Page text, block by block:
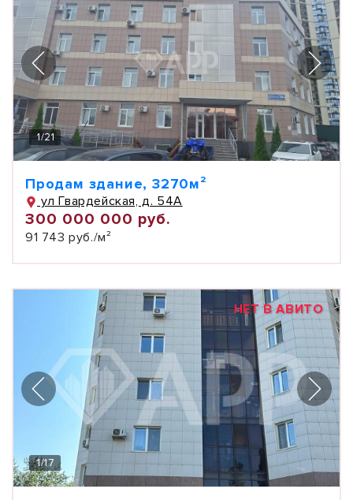
1/21
Продам здание, 3270м²
ул Гвардейская, д. 54А
300 000 000 руб.
91 743 руб./м²
НЕТ В АВИТО
1/17